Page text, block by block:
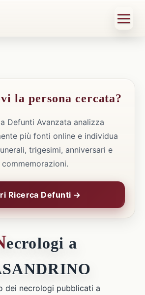
la persona cercata?
Defunti Avanzata analizza
più fonti online e individua
trigesimi, anniversari e
commemorazioni.
Ricerca Defunti →
ecrologi a
dei necrologi pubblicati a